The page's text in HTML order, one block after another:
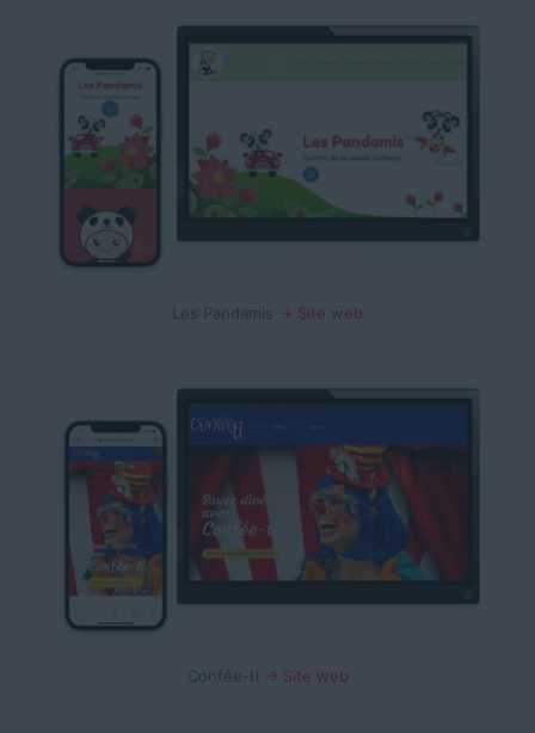
Les Pandamis → Site web
Confée-ti → Site web